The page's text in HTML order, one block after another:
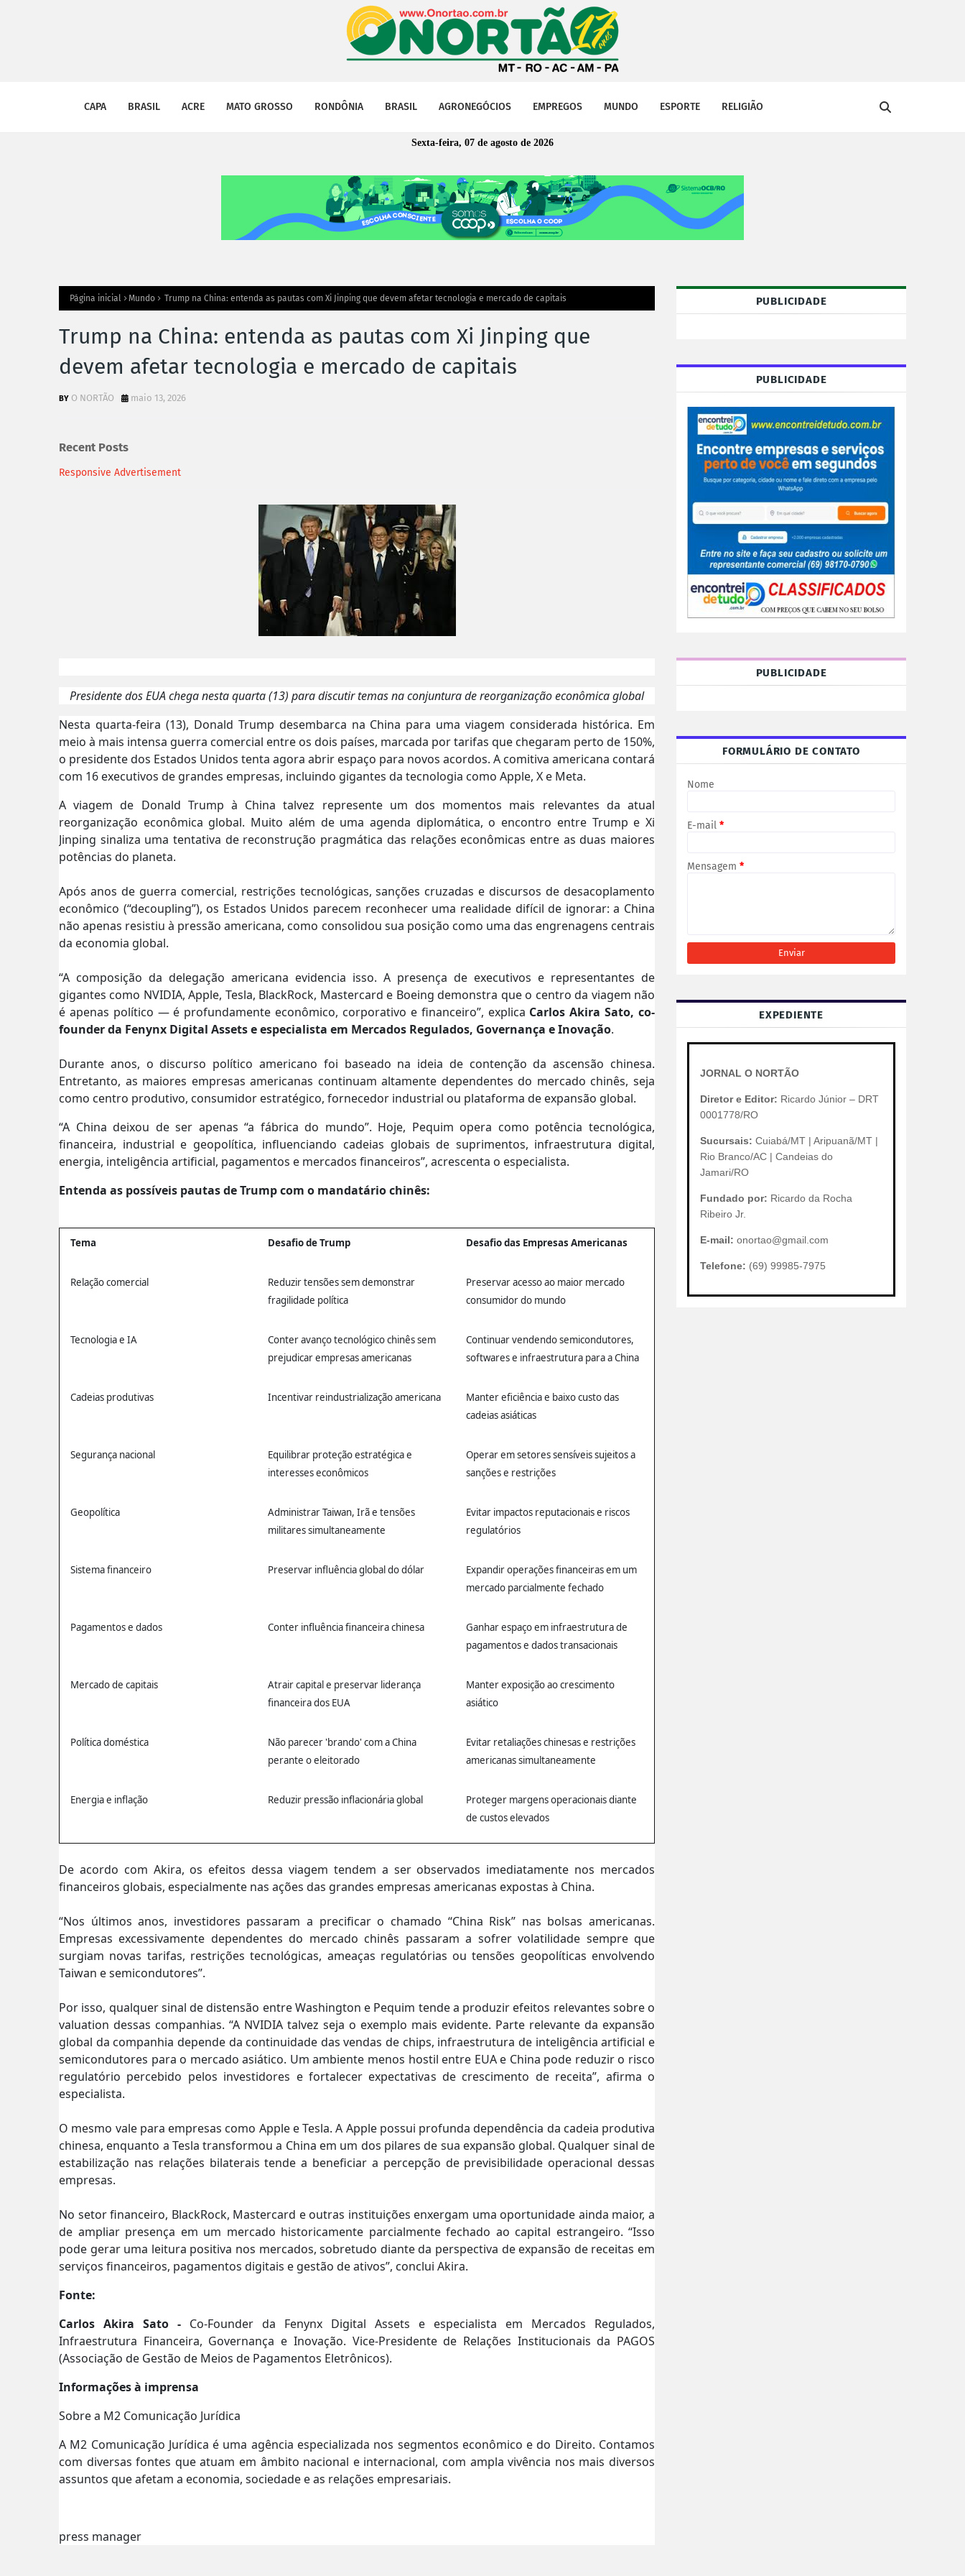
CAPA BRASIL ACRE MATO GROSSO RONDÔNIA BRASIL AGRONEGÓCIOS EMPREGOS MUNDO ESPORTE RELIGIÃO
Sexta-feira, 07 de agosto de 2026
Página inicial Mundo Trump na China: entenda as pautas com Xi Jinping que devem afetar tecnologia e mercado de capitais
Trump na China: entenda as pautas com Xi Jinping que
devem afetar tecnologia e mercado de capitais
O NORTÃO maio 13, 2026
Recent Posts
Responsive Advertisement
Presidente dos EUA chega nesta quarta (13) para discutir temas na conjuntura de reorganização econômica global
Nesta quarta-feira (13), Donald Trump desembarca na China para uma viagem considerada histórica. Em
meio à mais intensa guerra comercial entre os dois países, marcada por tarifas que chegaram perto de 150%,
o presidente dos Estados Unidos tenta agora abrir espaço para novos acordos. A comitiva americana contará
com 16 executivos de grandes empresas, incluindo gigantes da tecnologia como Apple, X e Meta.
A viagem de Donald Trump à China talvez represente um dos momentos mais relevantes da atual
reorganização econômica global. Muito além de uma agenda diplomática, o encontro entre Trump e Xi
Jinping sinaliza uma tentativa de reconstrução pragmática das relações econômicas entre as duas maiores
potências do planeta.
Após anos de guerra comercial, restrições tecnológicas, sanções cruzadas e discursos de desacoplamento
econômico (“decoupling”), os Estados Unidos parecem reconhecer uma realidade difícil de ignorar: a China
não apenas resistiu à pressão americana, como consolidou sua posição como uma das engrenagens centrais
da economia global.
“A composição da delegação americana evidencia isso. A presença de executivos e representantes de
gigantes como NVIDIA, Apple, Tesla, BlackRock, Mastercard e Boeing demonstra que o centro da viagem não
é apenas político — é profundamente econômico, corporativo e financeiro”, explica Carlos Akira Sato, co-
founder da Fenynx Digital Assetseespecialista em Mercados Regulados, Governança e Inovação.
Durante anos, o discurso político americano foi baseado na ideia de contenção da ascensão chinesa.
Entretanto, as maiores empresas americanas continuam altamente dependentes do mercado chinês, seja
como centro produtivo, consumidor estratégico, fornecedor industrial ou plataforma de expansão global.
“A China deixou de ser apenas “a fábrica do mundo”. Hoje, Pequim opera como potência tecnológica,
financeira, industrial e geopolítica, influenciando cadeias globais de suprimentos, infraestrutura digital,
energia, inteligência artificial, pagamentos e mercados financeiros”, acrescenta o especialista.
Entenda as possíveis pautas de Trump com o mandatário chinês:
Tema Desafio de Trump Desafio das Empresas Americanas
Relação comercial
Reduzir tensões sem demonstrar
fragilidade política
Preservar acesso ao maior mercado
consumidor do mundo
Tecnologia e IA
Conter avanço tecnológico chinês sem
prejudicar empresas americanas
Continuar vendendo semicondutores,
softwares e infraestrutura para a China
Cadeias produtivas Incentivar reindustrialização americana
Manter eficiência e baixo custo das
cadeias asiáticas
Segurança nacional
Equilibrar proteção estratégica e
interesses econômicos
Operar em setores sensíveis sujeitos a
sanções e restrições
Geopolítica
Administrar Taiwan, Irã e tensões
militares simultaneamente
Evitar impactos reputacionais e riscos
regulatórios
Sistema financeiro Preservar influência global do dólar
Expandir operações financeiras em um
mercado parcialmente fechado
Pagamentos e dados Conter influência financeira chinesa
Ganhar espaço em infraestrutura de
pagamentos e dados transacionais
Mercado de capitais
Atrair capital e preservar liderança
financeira dos EUA
Manter exposição ao crescimento
asiático
Política doméstica
Não parecer 'brando' com a China
perante o eleitorado
Evitar retaliações chinesas e restrições
americanas simultaneamente
Energia e inflação Reduzir pressão inflacionária global
Proteger margens operacionais diante
de custos elevados
De acordo com Akira, os efeitos dessa viagem tendem a ser observados imediatamente nos mercados
financeiros globais, especialmente nas ações das grandes empresas americanas expostas à China.
“Nos últimos anos, investidores passaram a precificar o chamado “China Risk” nas bolsas americanas.
Empresas excessivamente dependentes do mercado chinês passaram a sofrer volatilidade sempre que
surgiam novas tarifas, restrições tecnológicas, ameaças regulatórias ou tensões geopolíticas envolvendo
Taiwan e semicondutores”.
Por isso, qualquer sinal de distensão entre Washington e Pequim tende a produzir efeitos relevantes sobre o
valuation dessas companhias. “A NVIDIA talvez seja o exemplo mais evidente. Parte relevante da expansão
global da companhia depende da continuidade das vendas de chips, infraestrutura de inteligência artificial e
semicondutores para o mercado asiático. Um ambiente menos hostil entre EUA e China pode reduzir o risco
regulatório percebido pelos investidores e fortalecer expectativas de crescimento de receita”, afirma o
especialista.
O mesmo vale para empresas como Apple e Tesla. A Apple possui profunda dependência da cadeia produtiva
chinesa, enquanto a Tesla transformou a China em um dos pilares de sua expansão global. Qualquer sinal de
estabilização nas relações bilaterais tende a beneficiar a percepção de previsibilidade operacional dessas
empresas.
No setor financeiro, BlackRock, Mastercard e outras instituições enxergam uma oportunidade ainda maior, a
de ampliar presença em um mercado historicamente parcialmente fechado ao capital estrangeiro. “Isso
pode gerar uma leitura positiva nos mercados, sobretudo diante da perspectiva de expansão de receitas em
serviços financeiros, pagamentos digitais e gestão de ativos”, conclui Akira.
Fonte:
Carlos Akira Sato - Co-Founder da Fenynx Digital Assets e especialista em Mercados Regulados,
Infraestrutura Financeira, Governança e Inovação. Vice-Presidente de Relações Institucionais da PAGOS
(Associação de Gestão de Meios de Pagamentos Eletrônicos).
Informações à imprensa
Sobre a M2 Comunicação Jurídica
A M2 Comunicação Jurídica é uma agência especializada nos segmentos econômico e do Direito. Contamos
com diversas fontes que atuam em âmbito nacional e internacional, com ampla vivência nos mais diversos
assuntos que afetam a economia, sociedade e as relações empresariais.
press manager
PUBLICIDADE
PUBLICIDADE
PUBLICIDADE
FORMULÁRIO DE CONTATO
Nome
E-mail *
Mensagem *
EXPEDIENTE
JORNAL O NORTÃO
Diretor e Editor: Ricardo Júnior – DRT
0001778/RO
Sucursais: Cuiabá/MT | Aripuanã/MT |
Rio Branco/AC | Candeias do
Jamari/RO
Fundado por: Ricardo da Rocha
Ribeiro Jr.
E-mail: onortao@gmail.com
Telefone: (69) 99985-7975